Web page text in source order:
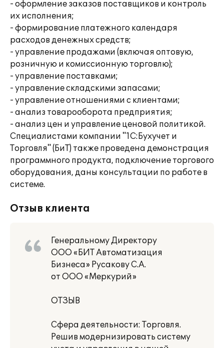
- оформление заказов поставщиков и контроль
их исполнения;
- формирование платежного календаря
расходов денежных средств;
- управление продажами (включая оптовую,
розничную и комиссионную торговлю);
- управление поставками;
- управление складскими запасами;
- управление отношениями с клиентами;
- анализ товарооборота предприятия;
- анализ цен и управление ценовой политикой.
Специалистами компании "1С:Бухучет и
Торговля" (БиТ) также проведена демонстрация
программного продукта, подключение торгового
оборудования, даны консультации по работе в
системе.
Отзыв клиента
Генеральному Директору
ООО «БИТ Автоматизация
Бизнеса» Русакову С.А.
от ООО «Меркурий»
ОТЗЫВ
Сфера деятельности: Торговля.
Решив модернизировать систему